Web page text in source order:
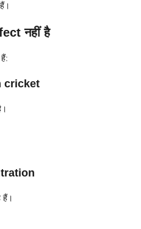
नहीं है
cricket
हैं।